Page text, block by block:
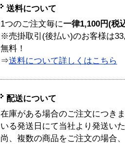
送料について
1つのご注文毎に一律1,100円(税
※売掛取引(後払い)のお客様は
無料！
⇒送料について詳しくはこちら
配送について
在庫がある場合のご注文につき
いる発送日にて当社より発送い
尚、複数の商品をご注文の場合